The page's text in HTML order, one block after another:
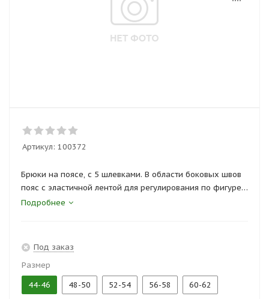
Артикул: 100372
Брюки на поясе, с 5 шлевками. В области боковых швов
пояс с эластичной лентой для регулирования по фигуре.
На брюках боковые карманы и один задний накладной
дополнительных усилительных вставок.
Сертификаты и госты:
ГОСТ 25295-03
Подробнее
Под заказ
Размер
44-46
48-50 52-54 56-58 60-62